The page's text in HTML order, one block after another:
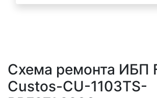
Схема ремонта ИБП
Custos-CU-1103TS-